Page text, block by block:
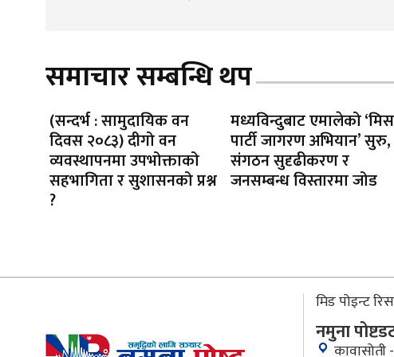
समाचार सम्बन्धि थप
(सन्दर्भ : सामुदायिक वन
दिवस २०८३) दीगो वन
व्यवस्थापनमा उपभोक्ताको
सहभागिता र सुशासनको प्रश्न
?
मध्यविन्दुबाट एमालेको
पार्टी जागरण अभियान’ सुरु,
संगठन सुदृढीकरण र
जनसम्बन्ध विस्तारमा जोड
मिड पोइन्ट
नमुना